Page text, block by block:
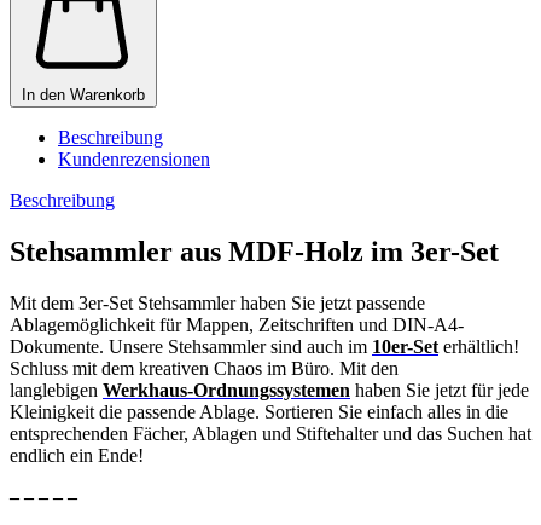
In den Warenkorb
Beschreibung
Kundenrezensionen
Beschreibung
Stehsammler aus MDF-Holz im 3er-Set
Mit dem 3er-Set Stehsammler haben Sie jetzt passende
Ablagemöglichkeit für Mappen, Zeitschriften und DIN-A4-
Dokumente. Unsere Stehsammler sind auch im 10er-Set erhältlich!
Schluss mit dem kreativen Chaos im Büro. Mit den
langlebigen Werkhaus-Ordnungssystemen haben Sie jetzt für jede
Kleinigkeit die passende Ablage. Sortieren Sie einfach alles in die
entsprechenden Fächer, Ablagen und Stiftehalter und das Suchen hat
endlich ein Ende!
– – – – –